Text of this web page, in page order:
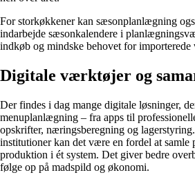
For storkøkkener kan sæsonplanlægning
indarbejde sæsonkalendere i
indkøb og mindske behovet for importerede
Digitale værktøjer og
Der findes i dag mange digitale løsninger,
menuplanlægning – fra apps til
opskrifter, næringsberegning og
institutioner kan det være en fordel at
produktion i ét system. Det giver bedre
følge op på madspild og økonomi.